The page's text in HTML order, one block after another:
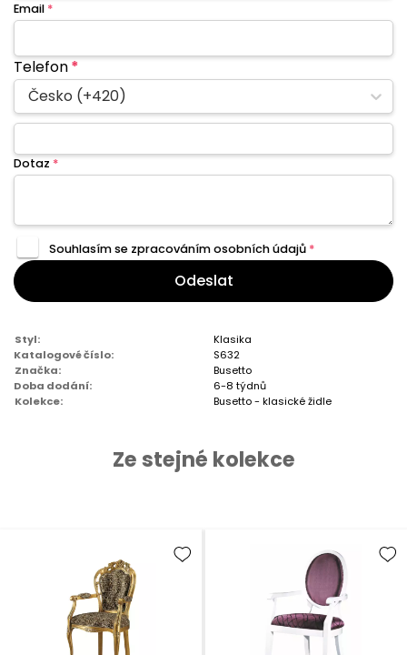
Email *
Telefon*
Česko (+420)
Dotaz *
Souhlasím se zpracovánímosobních údajů *
Odeslat
Styl:
Klasika
Katalogové číslo:
S632
Značka:
Busetto
Doba dodání:
6-8 týdnů
Kolekce:
Busetto - klasické židle
Ze stejné kolekce